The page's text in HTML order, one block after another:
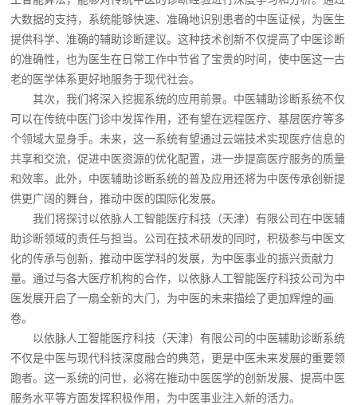
大数据的支持，系统能够快速、准确地识别患者的中医证候，为医生
提供科学、准确的辅助诊断建议。这种技术创新不仅提高了中医诊断
的准确性，也为医生在日常工作中节省了宝贵的时间，使中医这一古
老的医学体系更好地服务于现代社会。
其次，我们将深入挖掘系统的应用前景。中医辅助诊断系统不仅
可以在传统中医门诊中发挥作用，还有望在远程医疗、基层医疗等多
个领域大显身手。未来，这一系统有望通过云端技术实现医疗信息的
共享和交流，促进中医资源的优化配置，进一步提高医疗服务的质量
和效率。此外，中医辅助诊断系统的普及应用还将为中医传承创新提
供更广阔的舞台，推动中医的国际化发展。
我们将探讨以依脉人工智能医疗科技（天津）有限公司在中医辅
助诊断领域的责任与担当。公司在技术研发的同时，积极参与中医文
化的传承与创新，推动中医学科的发展，为中医事业的振兴贡献力
量。通过与各大医疗机构的合作，以依脉人工智能医疗科技公司为中
医发展开启了一扇全新的大门，为中医的未来描绘了更加辉煌的画
卷。
以依脉人工智能医疗科技（天津）有限公司的中医辅助诊断系统
不仅是中医与现代科技深度融合的典范，更是中医未来发展的重要领
跑者。这一系统的问世，必将在推动中医医学的创新发展、提高中医
服务水平等方面发挥积极作用，为中医事业注入新的活力。‍